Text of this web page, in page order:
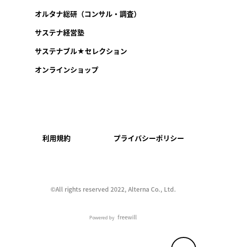
オルタナ総研（コンサル・調査）
サステナ経営塾
サステナブル★セレクション
オンラインショップ
利用規約 プライバシーポリシー
©︎All rights reserved 2022, Alterna Co., Ltd.
Powered by freewill